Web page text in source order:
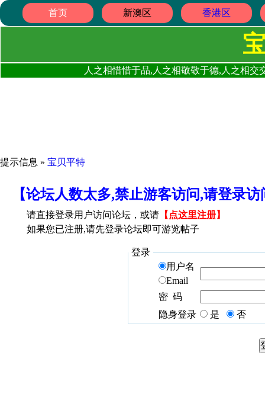
首页 新澳区 香港区
人之相惜惜于品,人之相敬敬于德,人之相
提示信息 » 宝贝平特
【论坛人数太多,禁止游客访问,请登录
请直接登录用户访问论坛，或请 【 点这里注册】
如果您已注册,请先登录论坛即可游览帖子
登录
用户名
Email
密 码
隐身登录
是 否